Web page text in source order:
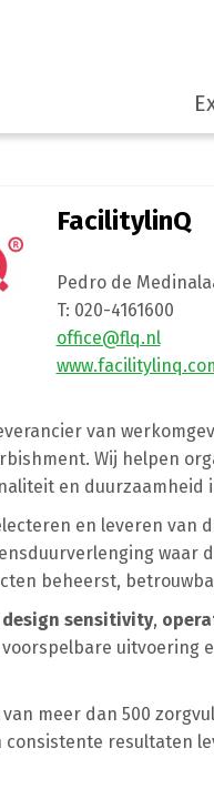
FacilitylinQ
Pedro de
T: 020-4161600
office@flq.nl
van
Wij helpen
en duurzaamheid
en leveren van
waar
beheerst,
design sensitivity,
meer dan 500
resultaten